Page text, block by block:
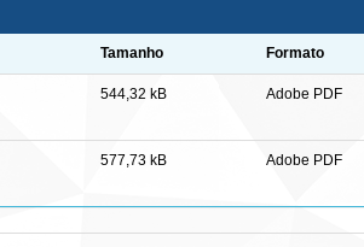
Tamanho Formato
544,32 kB Adobe PDF
577,73 kB Adobe PDF